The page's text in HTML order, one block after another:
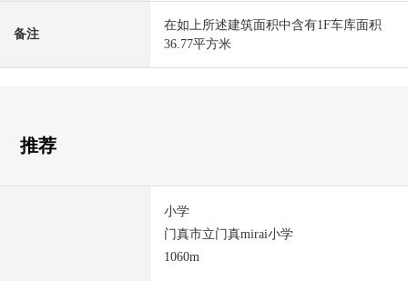
备注
在如上所述建筑面积中含有1F车库面积
36.77平方米
推荐
小学
门真市立门真mirai小学
1060m